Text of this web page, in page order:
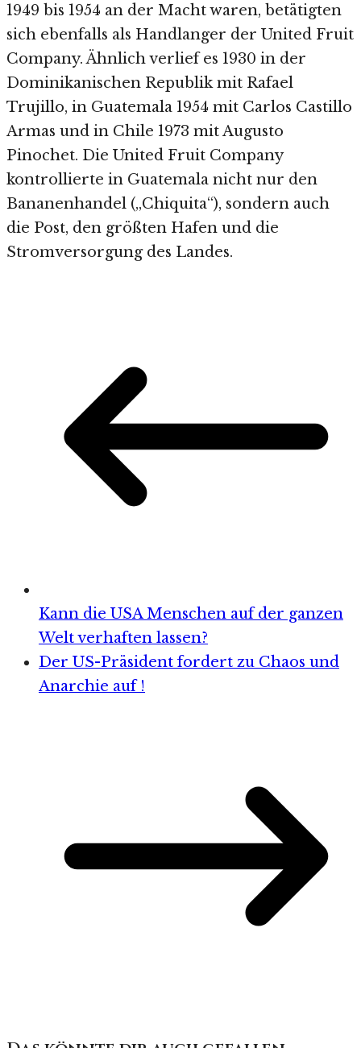
1949 bis 1954 an der Macht waren, betätigten
sich ebenfalls als Handlanger der United Fruit
Company. Ähnlich verlief es 1930 in der
Dominikanischen Republik mit Rafael
Trujillo, in Guatemala 1954 mit Carlos Castillo
Armas und in Chile 1973 mit Augusto
Pinochet. Die United Fruit Company
kontrollierte in Guatemala nicht nur den
Bananenhandel („Chiquita“), sondern auch
die Post, den größten Hafen und die
Stromversorgung des Landes.
Kann die USA Menschen auf der ganzen
Welt verhaften lassen?
Der US-Präsident fordert zu Chaos und
Anarchie auf !